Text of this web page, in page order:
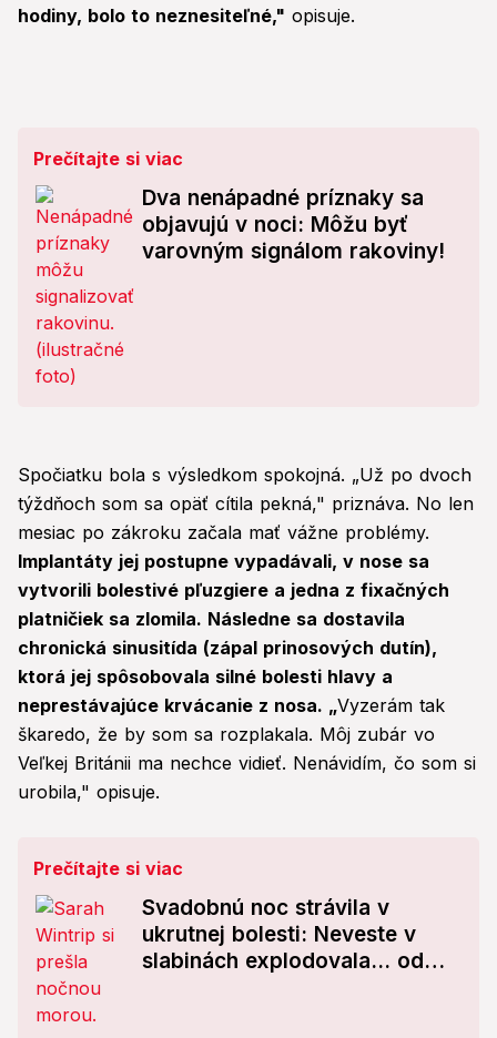
hodiny, bolo to neznesiteľné," opisuje.
Prečítajte si viac
Dva nenápadné príznaky sa
objavujú v noci: Môžu byť
varovným signálom rakoviny!
Spočiatku bola s výsledkom spokojná. „Už po dvoch
týždňoch som sa opäť cítila pekná," priznáva. No len
mesiac po zákroku začala mať vážne problémy.
Implantáty jej postupne vypadávali, v nose sa
vytvorili bolestivé pľuzgiere a jedna z fixačných
platničiek sa zlomila. Následne sa dostavila
chronická sinusitída (zápal prinosových dutín),
ktorá jej spôsobovala silné bolesti hlavy a
neprestávajúce krvácanie z nosa. „Vyzerám tak
škaredo, že by som sa rozplakala. Môj zubár vo
Veľkej Británii ma nechce vidieť. Nenávidím, čo som si
urobila," opisuje.
Prečítajte si viac
Svadobnú noc strávila v
ukrutnej bolesti: Neveste v
slabinách explodovala... od